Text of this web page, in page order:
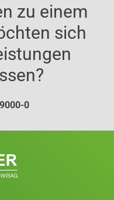
zu einem
sich
0